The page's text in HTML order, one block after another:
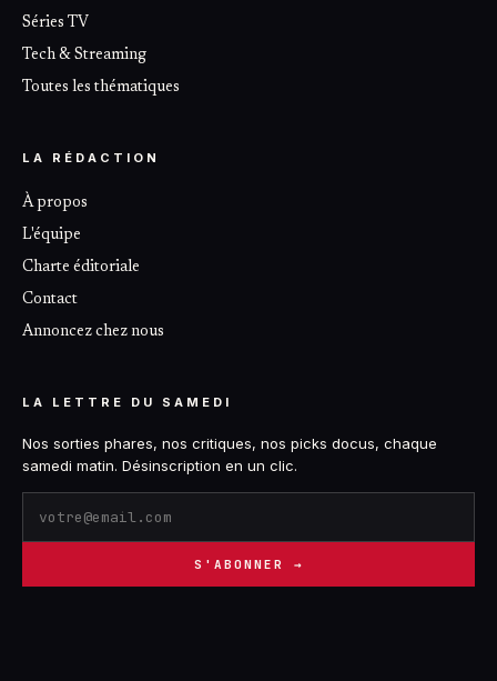
Séries TV
Tech & Streaming
Toutes les thématiques
LA RÉDACTION
À propos
L'équipe
Charte éditoriale
Contact
Annoncez chez nous
LA LETTRE DU SAMEDI
Nos sorties phares, nos critiques, nos picks docus, chaque
samedi matin. Désinscription en un clic.
S'ABONNER →